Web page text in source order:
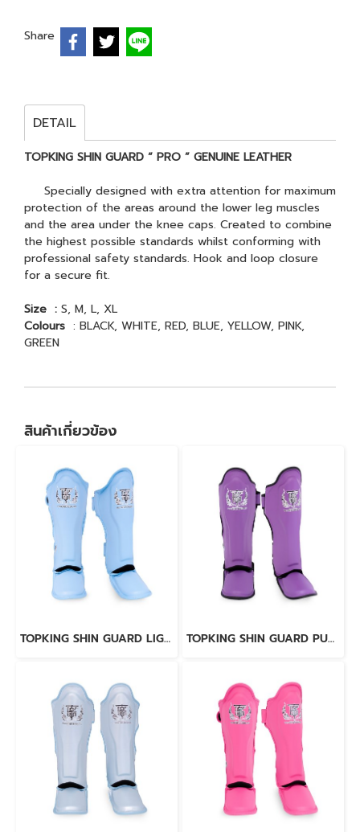
Share
DETAIL
TOPKING SHIN GUARD “ PRO ” GENUINE LEATHER
Specially designed with extra attention for maximum
protection of the areas around the lower leg muscles
and the area under the knee caps. Created to combine
the highest possible standards whilst conforming with
professional safety standards. Hook and loop closure
for a secure fit.
Size : S, M, L, XL
Colours : BLACK, WHITE, RED, BLUE, YELLOW, PINK,
GREEN
สินค้าเกี่ยวข้อง
TOPKING SHIN GUARD LIGHT BLUE BLACK “ PRO ” GENUINE LEATHER TOPKING SHIN GUARD PURPLE BLACK “ PRO ” GENUINE LEATHER